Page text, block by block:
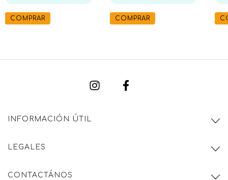
COMPRAR COMPRAR
INFORMACIÓN ÚTIL
LEGALES
CONTACTÁNOS